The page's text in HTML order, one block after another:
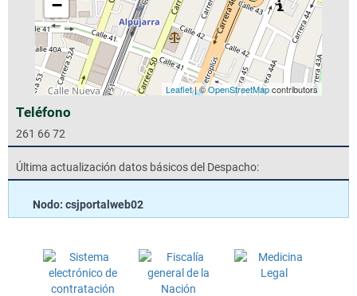
−
Leaflet| ©OpenStreetMapcontributors
Teléfono
261 66 72
Última actualización datos básicos del Despacho:
Nodo: csjportalweb02